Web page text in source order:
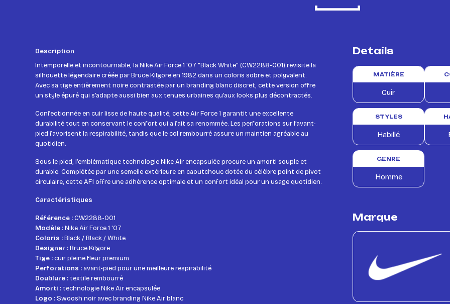
Description
Intemporelle et incontournable, la Nike Air Force 1 '07 "Black White" (CW2288-001) revisite la
silhouette légendaire créée par Bruce Kilgore en 1982 dans un coloris sobre et polyvalent.
Avec sa tige entièrement noire contrastée par un branding blanc discret, cette version offre
un style épuré qui s’adapte aussi bien aux tenues urbaines qu’aux looks plus décontractés.
Confectionnée en cuir lisse de haute qualité, cette Air Force 1 garantit une excellente
durabilité tout en conservant le confort qui a fait sa renommée. Les perforations sur l’avant-
pied favorisent la respirabilité, tandis que le col rembourré assure un maintien agréable au
quotidien.
Sous le pied, l’emblématique technologie Nike Air encapsulée procure un amorti souple et
durable. Complétée par une semelle extérieure en caoutchouc dotée du célèbre point de pivot
circulaire, cette AF1 offre une adhérence optimale et un confort idéal pour un usage quotidien.
Caractéristiques
Référence :CW2288-001
Modèle :Nike Air Force 1 '07
Coloris :Black / Black / White
Designer :Bruce Kilgore
Tige :cuir pleine fleur premium
Perforations : avant-pied pour une meilleure respirabilité
Doublure : textile rembourré
Amorti : technologie Nike Air encapsulée
Logo :Swoosh noir avec branding Nike Air blanc
Details
MATIÈRE
Cuir
STYLES
Habillé
GENRE
Homme
Marque